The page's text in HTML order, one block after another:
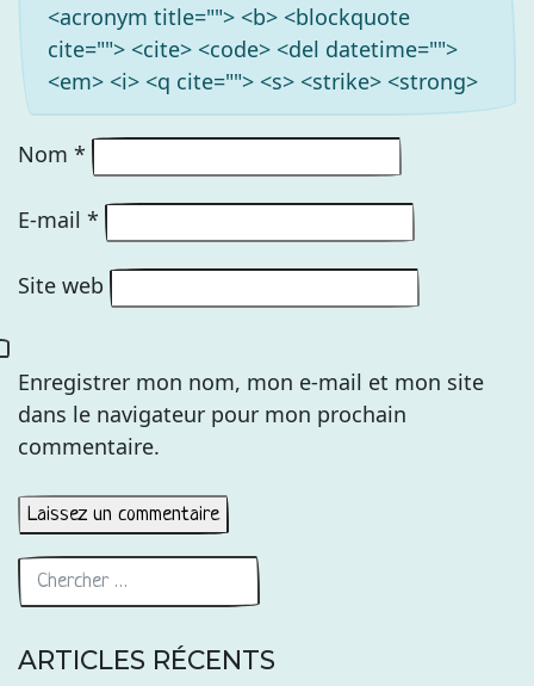
<acronym title=""> <b> <blockquote
cite=""> <cite> <code> <del datetime="">
<em> <i> <q cite=""> <s> <strike> <strong>
Nom *
E-mail *
Site web
Enregistrer mon nom, mon e-mail et mon site
dans le navigateur pour mon prochain
commentaire.
ARTICLES RÉCENTS